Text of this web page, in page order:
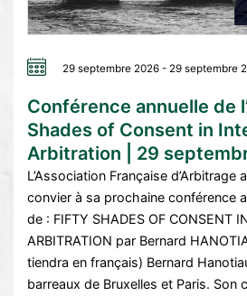
29 septembre 2026 - 29 septembre
Conférence annuelle de
Shades of Consent in
Arbitration | 29
L’Association Française d’Arbitrage
convier à sa prochaine conférence
de : FIFTY SHADES OF CONSENT
ARBITRATION par Bernard
tiendra en français) Bernard
barreaux de Bruxelles et Paris. Son